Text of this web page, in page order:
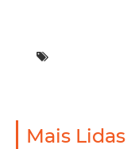
Mais Lidas